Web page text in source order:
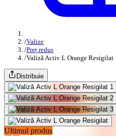
/Valize
/Preț redus
/Valiză Activ L Orange Resigilat
Distribuie
Ultimul produs